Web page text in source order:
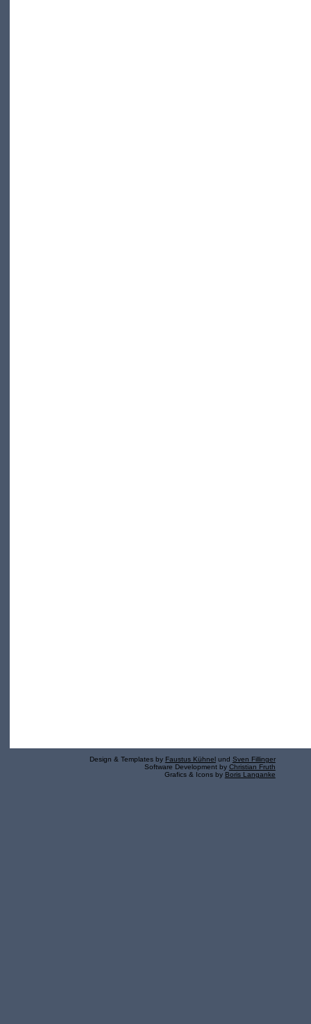
Design & Templates by Faustus Kühnel und Sven Fillinger
Software Development by Christian Fruth
Grafics & Icons by Boris Langanke